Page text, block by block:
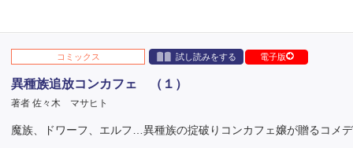
コミックス 試し読みをする 電子版
異種族追放コンカフェ （１）
著者 佐々木 マサヒト
魔族、ドワーフ、エルフ…異種族の掟破りコンカフェ嬢が贈るコメ